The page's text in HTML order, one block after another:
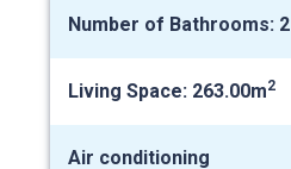
Number of Bathrooms: 2
Living Space: 263.00m2
Air conditioning